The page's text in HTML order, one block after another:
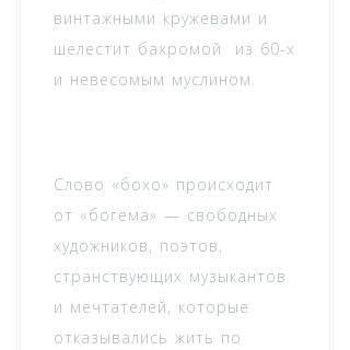
винтажными кружевами и
шелестит бахромой из 60-х
и невесомым муслином.
Слово «бохо» происходит
от «богема» — свободных
художников, поэтов,
странствующих музыкантов
и мечтателей, которые
отказывались жить по